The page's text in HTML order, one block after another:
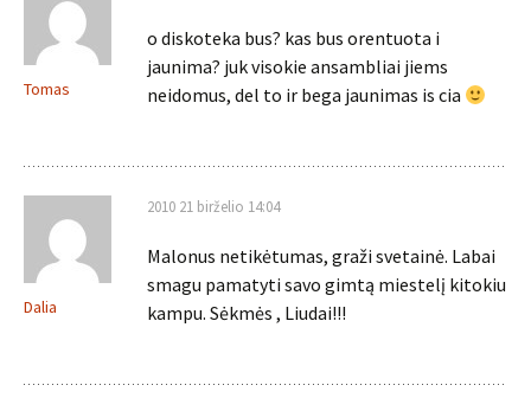
Tomas
o diskoteka bus? kas bus orentuota i
jaunima? juk visokie ansambliai jiems
neidomus, del to ir bega jaunimas is cia
Dalia
2010 21 birželio 14:04
Malonus netikėtumas, graži svetainė. Labai
smagu pamatyti savo gimtą miestelį kitokiu
kampu. Sėkmės , Liudai!!!